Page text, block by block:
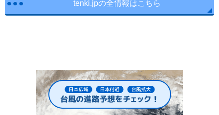
tenki.jpの全情報はこちら